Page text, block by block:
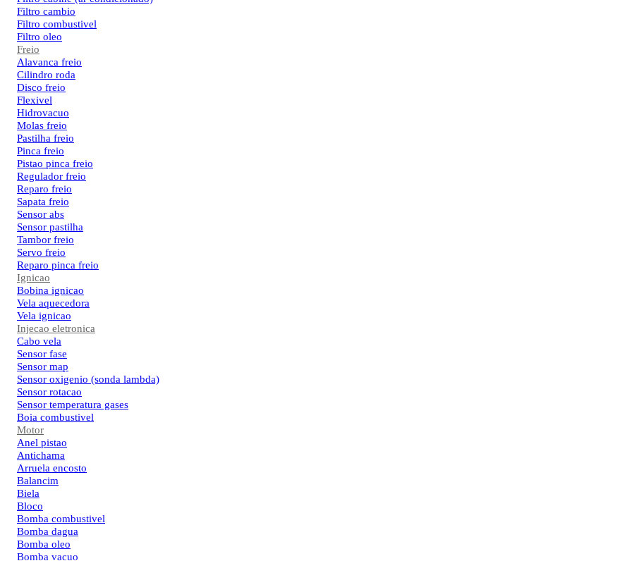
Filtro cambio
Filtro combustivel
Filtro oleo
Freio
Alavanca freio
Cilindro roda
Disco freio
Flexivel
Hidrovacuo
Molas freio
Pastilha freio
Pinca freio
Pistao pinca freio
Regulador freio
Reparo freio
Sapata freio
Sensor abs
Sensor pastilha
Tambor freio
Servo freio
Reparo pinca freio
Ignicao
Bobina ignicao
Vela aquecedora
Vela ignicao
Injecao eletronica
Cabo vela
Sensor fase
Sensor map
Sensor oxigenio (sonda lambda)
Sensor rotacao
Sensor temperatura gases
Boia combustivel
Motor
Anel pistao
Antichama
Arruela encosto
Balancim
Biela
Bloco
Bomba combustivel
Bomba dagua
Bomba oleo
Bomba vacuo